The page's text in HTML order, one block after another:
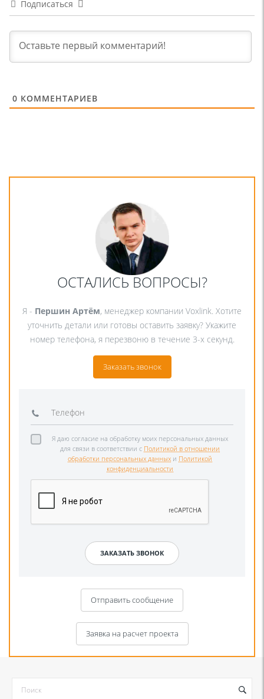
Подписаться
0 КОММЕНТАРИЕВ
ОСТАЛИСЬ ВОПРОСЫ?
Я - Першин Артём, менеджер компании Voxlink. Хотите
уточнить детали или готовы оставить заявку? Укажите
номер телефона, я перезвоню в течение 3-х секунд.
Заказать звонок
Я даю согласие на обработку моих персональных данных
для связи в соответствии с Политикой в отношении
обработки персональных данных и Политикой
конфиденциальности
Отправить сообщение
Заявка на расчет проекта